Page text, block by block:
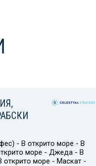
- В открито море - В
море - Джеда - В
открито море - Маскат -